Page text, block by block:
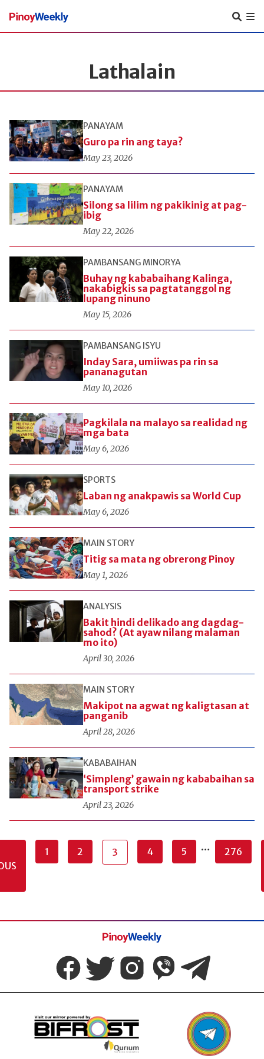
Pinoy
Weekly
Lathalain
PANAYAM
Guro pa rin ang taya?
May 23, 2026
PANAYAM
Silong sa lilim ng pakikinig at pag-
ibig
May 22, 2026
PAMBANSANG MINORYA
Buhay ng kababaihang Kalinga,
nakabigkis sa pagtatanggol ng
lupang ninuno
May 15, 2026
PAMBANSANG ISYU
Inday Sara, umiiwas pa rin sa
pananagutan
May 10, 2026
Pagkilala na malayo sa realidad ng
mga bata
May 6, 2026
SPORTS
Laban ng anakpawis sa World Cup
May 6, 2026
MAIN STORY
Titig sa mata ng obrerong Pinoy
May 1, 2026
ANALYSIS
Bakit hindi delikado ang dagdag-
sahod? (At ayaw nilang malaman
mo ito)
April 30, 2026
MAIN STORY
Makipot na agwat ng kaligtasan at
panganib
April 28, 2026
KABABAIHAN
‘Simpleng’ gawain ng kababaihan sa
transport strike
April 23, 2026
1 2 3 4 5 … 276
Pinoy
Weekly